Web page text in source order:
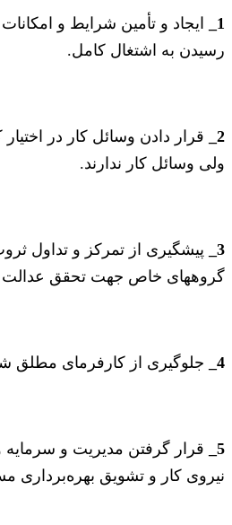
1_
ایجاد و تأمین شرایط و
رسیدن به اشتغال کامل.
2_
قرار دادن وسائل کار در
ولی وسائل کار ندارند.
3_
پیشگیری از تمرکز و تداول
گروههای خاص جهت تحقق عدالت
4_ جلوگیری از کارفرمای مطلق
5_
قرار گرفتن مدیریت و سرمایه
نیروی کار و تشویق بهره‌برداری